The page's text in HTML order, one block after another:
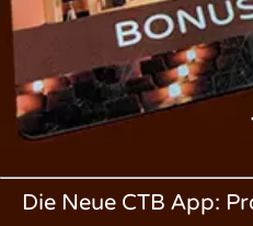
Die Neue CTB App: